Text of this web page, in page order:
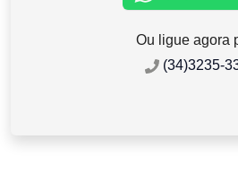
Ou ligue agora
(34)3235-